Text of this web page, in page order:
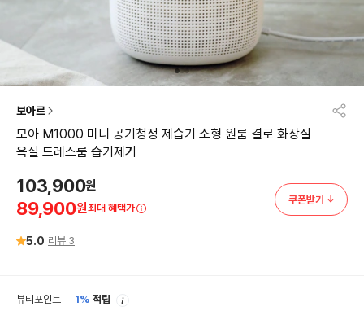
보아르
모아 M1000 미니 공기청정 제습기 소형 원룸 결로 화장실
욕실 드레스룸 습기제거
103,900원
89,900원최대 혜택가
쿠폰받기
5.0 리뷰 3
뷰티포인트 1% 적립